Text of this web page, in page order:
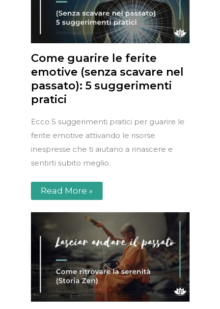
Come guarire le ferite
emotive (senza scavare nel
passato): 5 suggerimenti
pratici
Ecco 5 suggerimenti pratici per guarire le
ferite emotive attivando le risorse
inespresse che ti aiutano a rinascere e
sentirti subito meglio.
Read More »